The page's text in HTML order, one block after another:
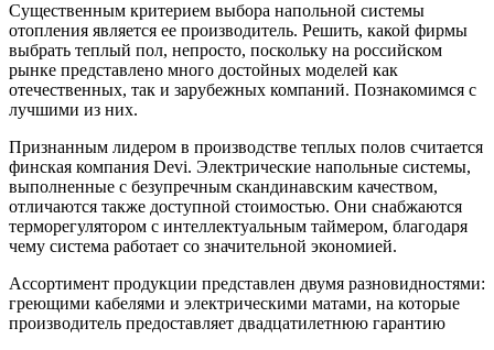
Существенным критерием выбора напольной системы
отопления является ее производитель. Решить, какой фирмы
выбрать теплый пол, непросто, поскольку на российском
рынке представлено много достойных моделей как
отечественных, так и зарубежных компаний. Познакомимся с
лучшими из них.
Признанным лидером в производстве теплых полов считается
финская компания Devi. Электрические напольные системы,
выполненные с безупречным скандинавским качеством,
отличаются также доступной стоимостью. Они снабжаются
терморегулятором с интеллектуальным таймером, благодаря
чему система работает со значительной экономией.
Ассортимент продукции представлен двумя разновидностями:
греющими кабелями и электрическими матами, на которые
производитель предоставляет двадцатилетнюю гарантию